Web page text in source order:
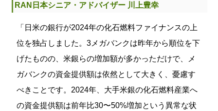
RAN日本シニア・アドバイザー 川上豊幸
「 日米の銀行が2024年の化石燃料ファイナンスの上
位を独占しました。3メガバンクは昨年から順位を下
げたものの、米銀らの増加額が多かっただけで、メ
ガバンクの資金提供額は依然として大きく、憂慮す
べきことです。2024年、大手米銀の化石燃料産業へ
の資金提供額は前年比30〜50%増加という異常な状